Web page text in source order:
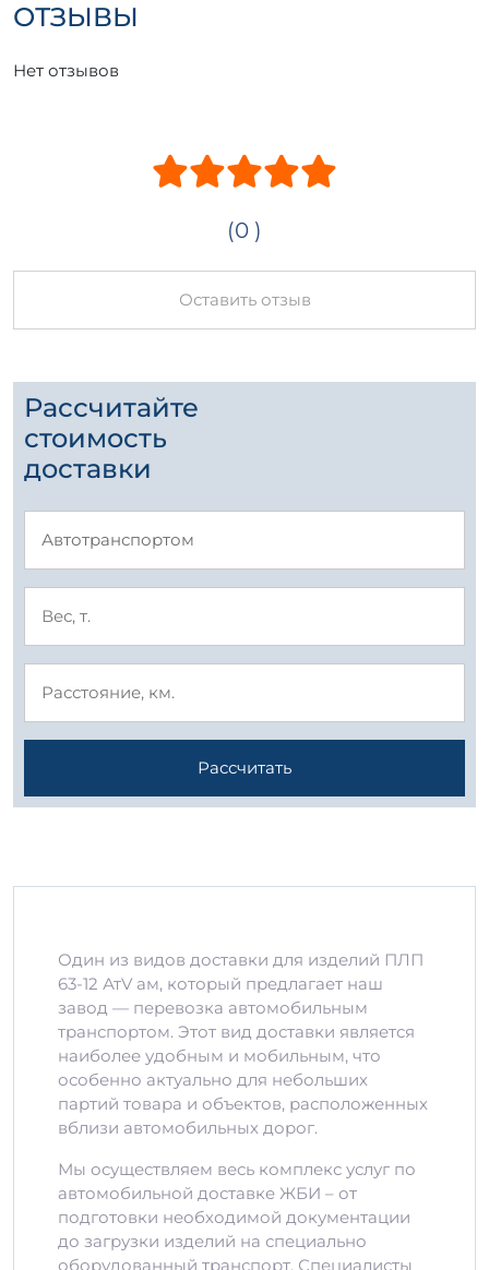
ОТЗЫВЫ
Нет отзывов
(0 )
Оставить отзыв
Рассчитайте
стоимость
доставки
Рассчитать
Один из видов доставки для изделий ПЛП
63-12 АтV ам, который предлагает наш
завод — перевозка автомобильным
транспортом. Этот вид доставки является
наиболее удобным и мобильным, что
особенно актуально для небольших
партий товара и объектов, расположенных
вблизи автомобильных дорог.
Мы осуществляем весь комплекс услуг по
автомобильной доставке ЖБИ – от
подготовки необходимой документации
до загрузки изделий на специально
оборудованный транспорт. Специалисты